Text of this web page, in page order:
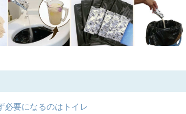
必要になるのはトイレ